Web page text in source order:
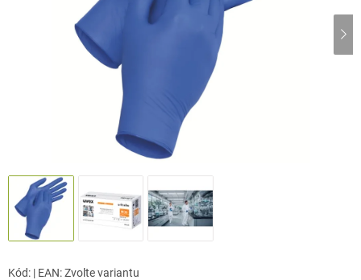
Kód: | EAN:Zvolte variantu